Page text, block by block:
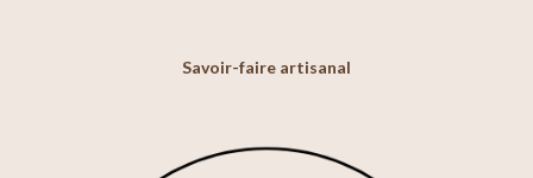
Savoir-faire artisanal